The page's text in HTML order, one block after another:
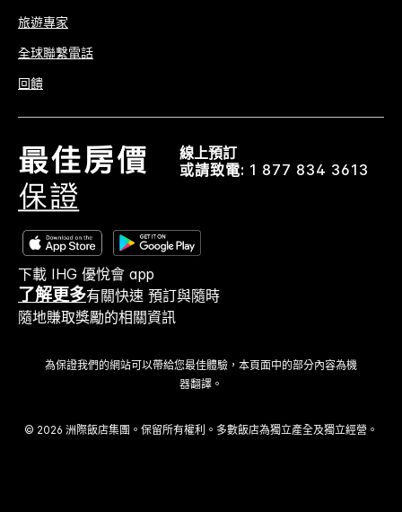
旅遊專家
全球聯繫電話
回饋
線上預訂
或請致電: 1 877 834 3613
下載 IHG 優悅會 app
了解更多有關快速 預訂與隨時
隨地賺取獎勵的相關資訊
為保證我們的網站可以帶給您最佳體驗，本頁面中的部分內容為機
器翻譯。
© 2026 洲際飯店集團。保留所有權利。多數飯店為獨立產全及獨立經營。